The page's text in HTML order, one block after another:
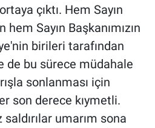
çıktı. Hem Sayın
hem Sayın Başkanımızın
birileri tarafından
de bu sürece müdahale
sonlanması için
son derece kıymetli.
saldırılar umarım sona